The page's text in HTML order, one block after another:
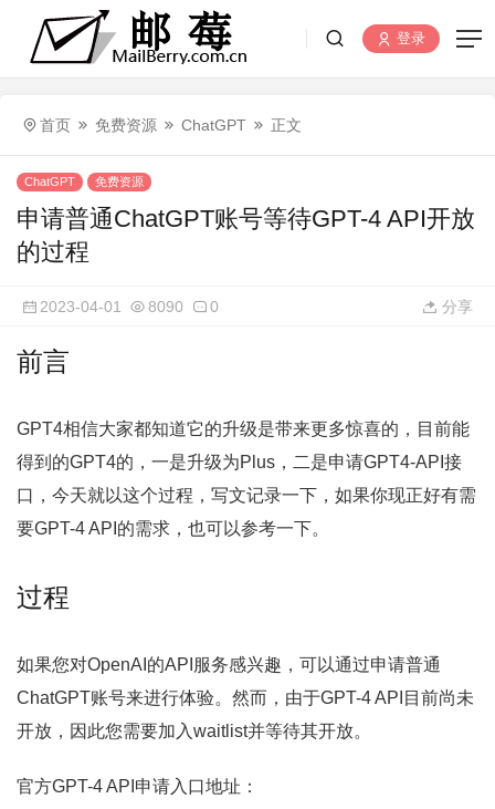
登录
首页 免费资源 ChatGPT 正文
ChatGPT 免费资源
申请普通ChatGPT账号等待GPT-4 API开放
的过程
2023-04-01 8090 0 分享
前言
GPT4相信大家都知道它的升级是带来更多惊喜的，目前能
得到的GPT4的，一是升级为Plus，二是申请GPT4-API接
口，今天就以这个过程，写文记录一下，如果你现正好有需
要GPT-4 API的需求，也可以参考一下。
过程
如果您对OpenAI的API服务感兴趣，可以通过申请普通
ChatGPT账号来进行体验。然而，由于GPT-4 API目前尚未
开放，因此您需要加入waitlist并等待其开放。
官方GPT-4 API申请入口地址：